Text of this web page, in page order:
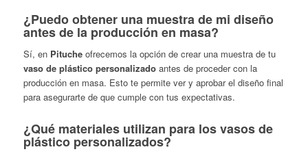
¿Puedo obtener una muestra de mi diseño
antes de la producción en masa?
Sí, en Pitucheofrecemos la opción de crear una muestra de tu
vaso de plástico personalizadoantes de proceder con la
producción en masa. Esto te permite ver y aprobar el diseño final
para asegurarte de que cumple con tus expectativas.
¿Qué materiales utilizan para los vasos de
plástico personalizados?